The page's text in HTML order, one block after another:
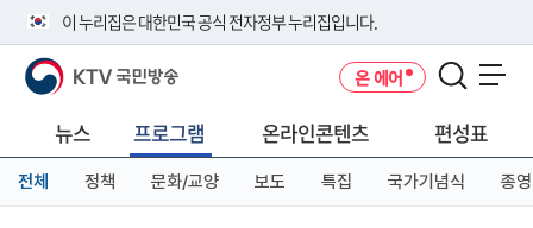
이 누리집은 대한민국 공식 전자정부 누리집입니다.
공식 누리집 주소 확인하기
니다.
이밖에 or.kr 또는 .kr등 다른 도메인 주소를 사용하고 있다면 아래 URL에
서 도메인 주소를 확인해 보세요
KTV 국민방송 온 에어
뉴스 프로그램 온라인콘텐츠 편성표
전체 정책 문화/교양 보도 특집 국가기념식 종영